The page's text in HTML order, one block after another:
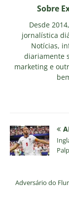
Sobre
Desde
jornalística
Notícias,
diariamente
marketing e
Adversário do